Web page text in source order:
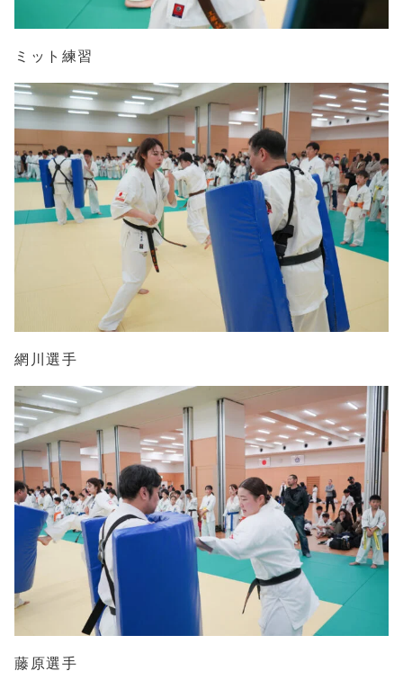
ミット練習
網川選手
藤原選手